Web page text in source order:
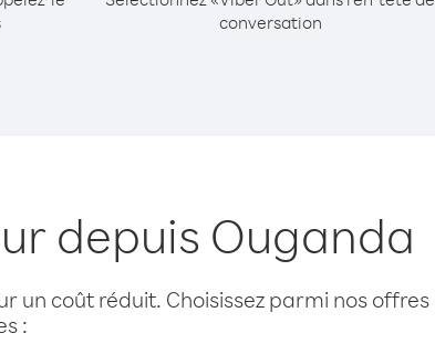
conversation
depuis Ouganda
un coût réduit. Choisissez parmi nos offres
: